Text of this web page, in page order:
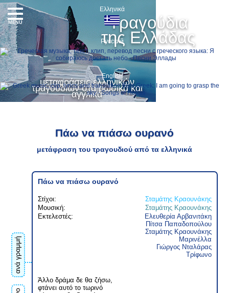
Τραγούδια
της Ελλάδας
μεταφράσεις ελληνικών
τραγουδιών στα ρωσικά και
αγγλικά
Ελληνικά
Русский
English
MENU
Πάω να πιάσω ουρανό
μετάφραση του τραγουδιού από τα ελληνικά
ανά γραμμή
Πάω να πιάσω ουρανό
Στίχοι:
Σταμάτης Κραουνάκης
Μουσική:
Σταμάτης Κραουνάκης
Εκτελεστές:
Ελευθερία Αρβανιτάκη
Πίτσα Παπαδοπούλου
Σταμάτης Κραουνάκης
Μαρινέλλα
Γιώργος Νταλάρας
Τρίφωνο
Άλλο δράμα δε θα ζήσω,
φτάνει αυτό το τωρινό